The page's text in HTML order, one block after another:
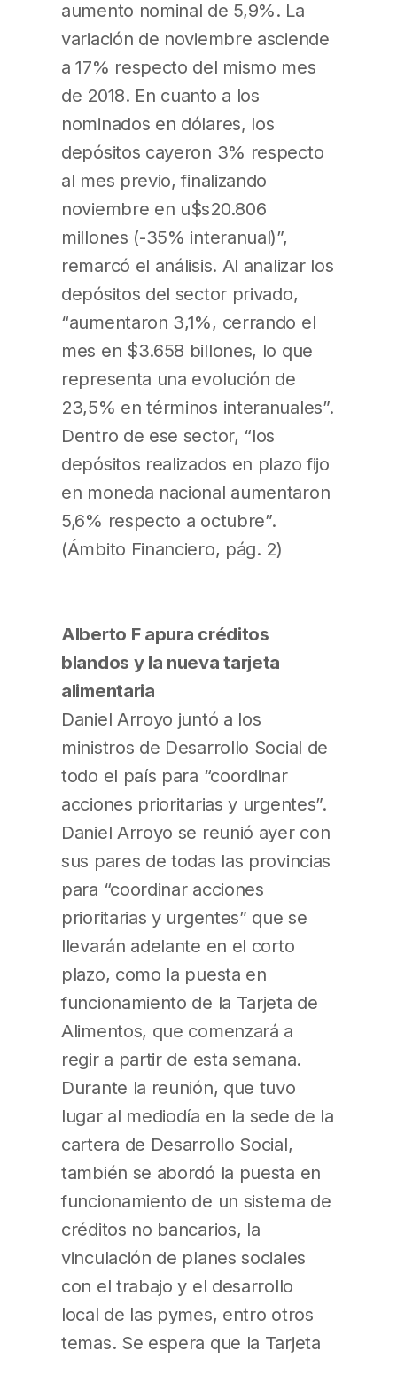
aumento nominal de 5,9%. La
variación de noviembre asciende
a 17% respecto del mismo mes
de 2018. En cuanto a los
nominados en dólares, los
depósitos cayeron 3% respecto
al mes previo, finalizando
noviembre en u$s20.806
millones (-35% interanual)”,
remarcó el análisis. Al analizar los
depósitos del sector privado,
“aumentaron 3,1%, cerrando el
mes en $3.658 billones, lo que
representa una evolución de
23,5% en términos interanuales”.
Dentro de ese sector, “los
depósitos realizados en plazo fijo
en moneda nacional aumentaron
5,6% respecto a octubre”.
(Ámbito Financiero, pág. 2)
Alberto F apura créditos
blandos y la nueva tarjeta
alimentaria
Daniel Arroyo juntó a los
ministros de Desarrollo Social de
todo el país para “coordinar
acciones prioritarias y urgentes”.
Daniel Arroyo se reunió ayer con
sus pares de todas las provincias
para “coordinar acciones
prioritarias y urgentes” que se
llevarán adelante en el corto
plazo, como la puesta en
funcionamiento de la Tarjeta de
Alimentos, que comenzará a
regir a partir de esta semana.
Durante la reunión, que tuvo
lugar al mediodía en la sede de la
cartera de Desarrollo Social,
también se abordó la puesta en
funcionamiento de un sistema de
créditos no bancarios, la
vinculación de planes sociales
con el trabajo y el desarrollo
local de las pymes, entro otros
temas. Se espera que la Tarjeta